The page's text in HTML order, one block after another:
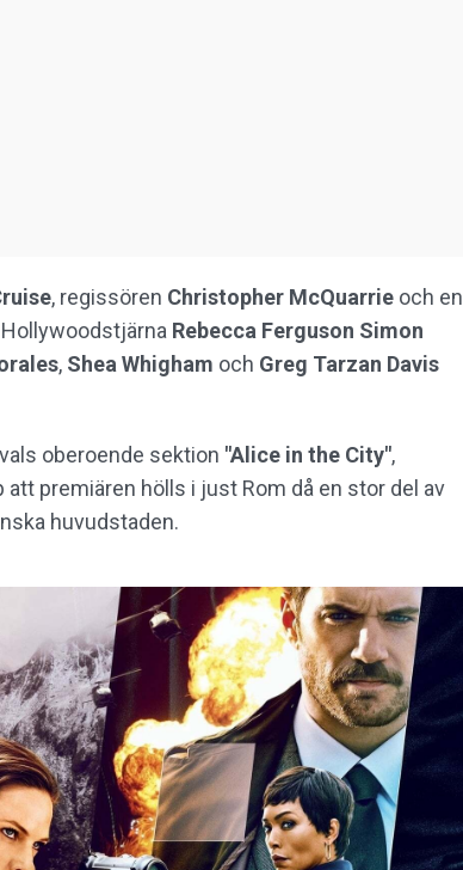
, regissören Christopher McQuarrie och en
Rebecca Ferguson Simon
, Shea Whigham och Greg Tarzan Davis
oberoende sektion "Alice in the City",
premiären hölls i just Rom då en stor del av
huvudstaden.